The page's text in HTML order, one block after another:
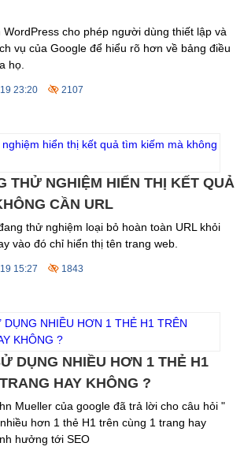
WordPress cho phép người dùng thiết lập và
vụ của Google để hiểu rõ hơn về bảng điều
họ.
23:20 2107
THỬ NGHIỆM HIỂN THỊ KẾT QUẢ
CẦN URL
thử nghiệm loại bỏ hoàn toàn URL khỏi
vào đó chỉ hiển thị tên trang web.
15:27 1843
DỤNG NHIỀU HƠN 1 THẺ H1
HAY KHÔNG ?
Mueller của google đã trả lời cho câu hỏi "
hơn 1 thẻ H1 trên cùng 1 trang hay
hưởng tới SEO